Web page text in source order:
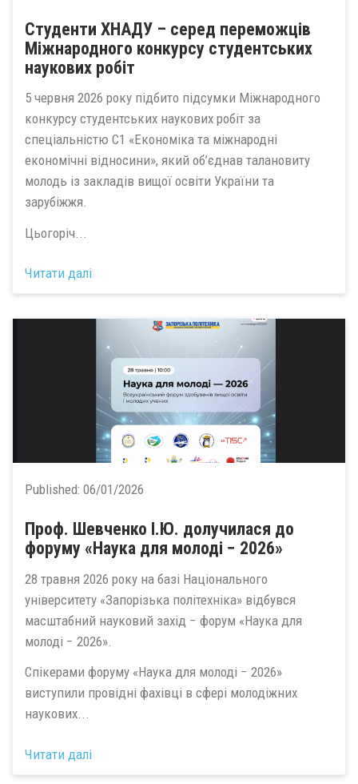
Студенти ХНАДУ – серед переможців
Міжнародного конкурсу студентських
наукових робіт
5 червня 2026 року підбито підсумки Міжнародного
конкурсу студентських наукових робіт за
спеціальністю С1 «Економіка та міжнародні
економічні відносини», який об’єднав талановиту
молодь із закладів вищої освіти України та
зарубіжжя.
Цьогоріч...
Читати далі
Published: 06/01/2026
Проф. Шевченко І.Ю. долучилася до
форуму «Наука для молоді − 2026»
28 травня 2026 року на базі Національного
університету «Запорізька політехніка» відбувся
масштабний науковий захід − форум «Наука для
молоді − 2026».
Спікерами форуму «Наука для молоді − 2026»
виступили провідні фахівці в сфері молодіжних
наукових...
Читати далі